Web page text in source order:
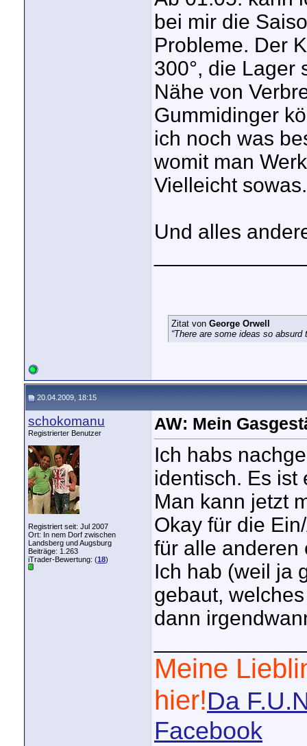
bei mir die
Probleme. Der
300°, die Lager
Nähe von
Gummidinger
ich noch was
womit man
Vielleicht sowas.
Und alles
Zitat von George Orwell
“There are some ideas so
20.04.2009, 18:15
schokomanu
Registrierter Benutzer
Registriert seit: Jul 2007
Ort: In nem Dorf zwischen
Landsberg und Augsburg
Beiträge: 1.263
iTrader-Bewertung: (18)
AW: Mein
Ich habs
identisch. Es ist
Man kann jetzt
Okay für die
für alle anderen
Ich hab (weil ja
gebaut,
dann
Meine
hier!Da
Facebook